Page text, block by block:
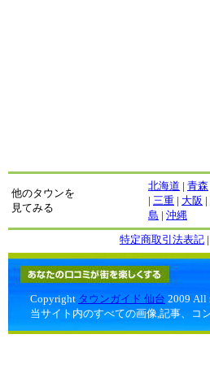
他のタウンを
見てみる
北海道 | 青森
| 三重 | 大阪 |
島 | 沖縄
特定商取引法表記 |
Copyright タウンガイド 仙台 2009 All
当サイト内のすべての画像,記事、コン